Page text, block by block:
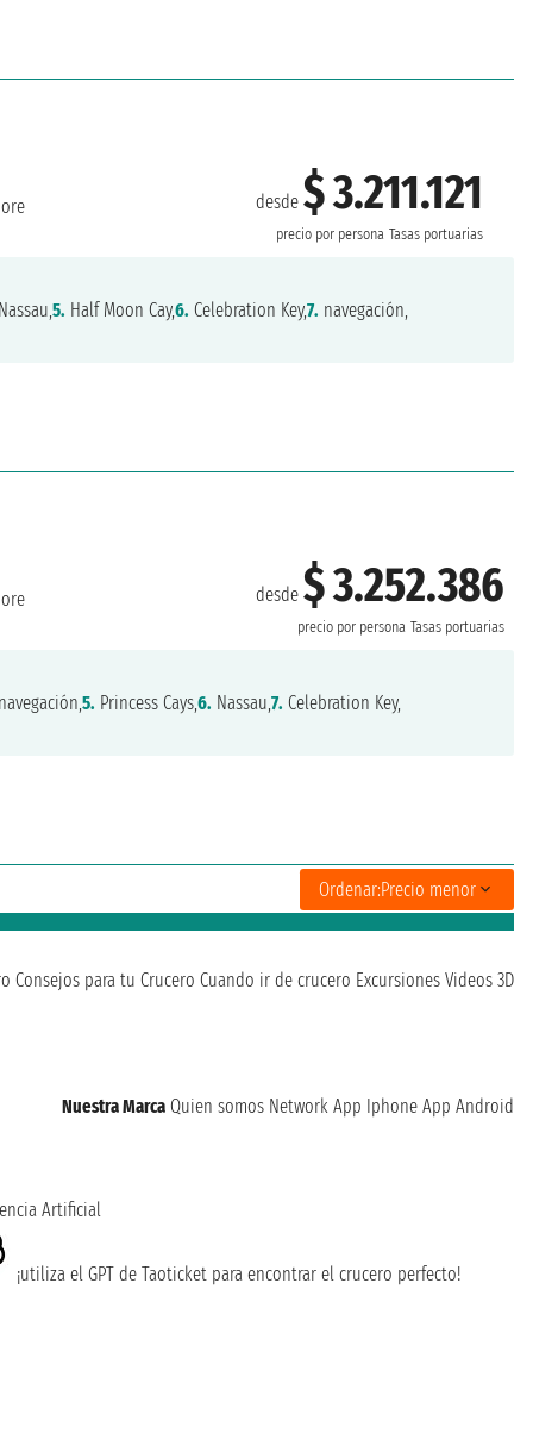
desde$ 3.211.121
precio por persona Tasas portuarias
Nassau,5. Half Moon Cay,6. Celebration Key,7. navegación,
desde$ 3.252.386
precio por persona Tasas portuarias
navegación,5. Princess Cays,6. Nassau,7. Celebration Key,
Ordenar:Precio menor
Consejos para tu Crucero Cuando ir de crucero Excursiones Videos 3D
Nuestra Marca Quien somos Network App Iphone App Android
Artificial
¡utiliza el GPT de Taoticket para encontrar el crucero perfecto!